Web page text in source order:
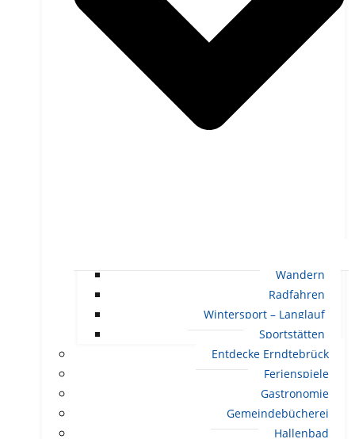
Wandern
Radfahren
Wintersport – Langlauf
Sportstätten
Entdecke Erndtebrück
Ferienspiele
Gastronomie
Gemeindebücherei
Hallenbad